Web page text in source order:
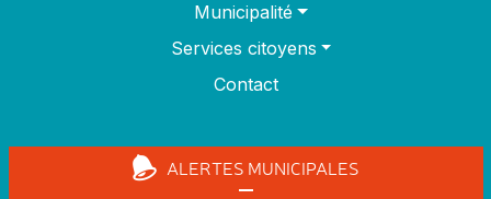
Municipalité
Services citoyens
Contact
ALERTES MUNICIPALES